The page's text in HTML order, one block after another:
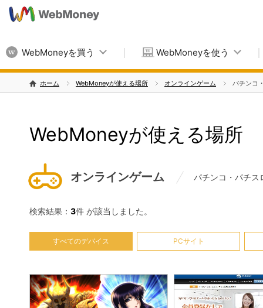
WebMoneyを買う WebMoneyを使う
ホーム WebMoneyが使える場所 オンラインゲーム パチンコ
WebMoneyが使える場所
オンラインゲーム パチンコ・パチス
検索結果： 3件 が該当しました。
すべてのデバイス PCサイト